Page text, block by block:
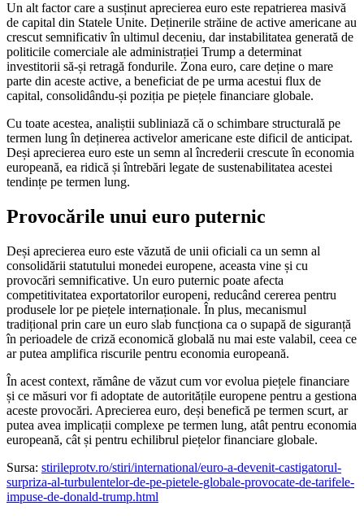
Un alt factor care a susținut aprecierea euro este repatrierea masivă
de capital din Statele Unite. Deținerile străine de active americane au
crescut semnificativ în ultimul deceniu, dar instabilitatea generată de
politicile comerciale ale administrației Trump a determinat
investitorii să-și retragă fondurile. Zona euro, care deține o mare
parte din aceste active, a beneficiat de pe urma acestui flux de
capital, consolidându-și poziția pe piețele financiare globale.
Cu toate acestea, analiștii subliniază că o schimbare structurală pe
termen lung în deținerea activelor americane este dificil de anticipat.
Deși aprecierea euro este un semn al încrederii crescute în economia
europeană, ea ridică și întrebări legate de sustenabilitatea acestei
tendințe pe termen lung.
Provocările unui euro puternic
Deși aprecierea euro este văzută de unii oficiali ca un semn al
consolidării statutului monedei europene, aceasta vine și cu
provocări semnificative. Un euro puternic poate afecta
competitivitatea exportatorilor europeni, reducând cererea pentru
produsele lor pe piețele internaționale. În plus, mecanismul
tradițional prin care un euro slab funcționa ca o supapă de siguranță
în perioadele de criză economică globală nu mai este valabil, ceea ce
ar putea amplifica riscurile pentru economia europeană.
În acest context, rămâne de văzut cum vor evolua piețele financiare
și ce măsuri vor fi adoptate de autoritățile europene pentru a gestiona
aceste provocări. Aprecierea euro, deși benefică pe termen scurt, ar
putea avea implicații complexe pe termen lung, atât pentru economia
europeană, cât și pentru echilibrul piețelor financiare globale.
Sursa: stirileprotv.ro/stiri/international/euro-a-devenit-castigatorul-
surpriza-al-turbulentelor-de-pe-pietele-globale-provocate-de-tarifele-
impuse-de-donald-trump.html